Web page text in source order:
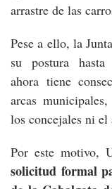
arrastre de las
Pese a ello, la
su postura
ahora tiene
arcas
los concejales ni el
Por este motivo,
solicitud formal